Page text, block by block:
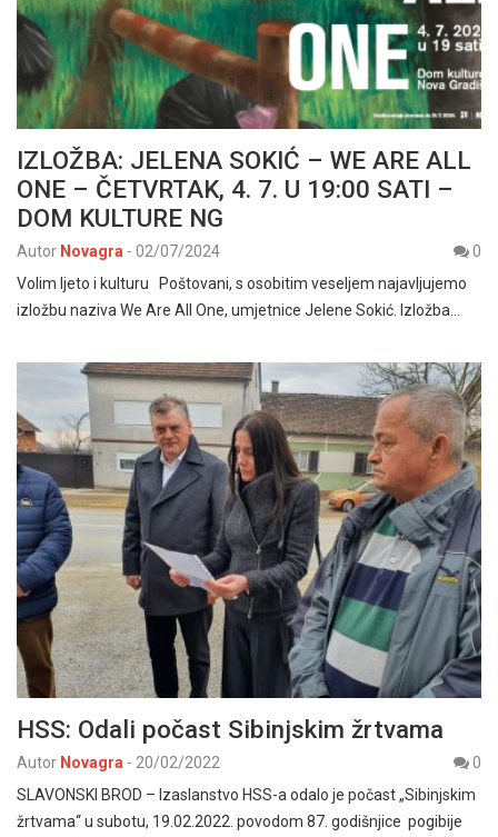
IZLOŽBA: JELENA SOKIĆ – WE ARE ALL
ONE – ČETVRTAK, 4. 7. U 19:00 SATI –
DOM KULTURE NG
Autor Novagra - 02/07/2024
0
Volim ljeto i kulturu Poštovani, s osobitim veseljem najavljujemo
izložbu naziva We Are All One, umjetnice Jelene Sokić. Izložba…
HSS: Odali počast Sibinjskim žrtvama
Autor Novagra - 20/02/2022
0
SLAVONSKI BROD – Izaslanstvo HSS-a odalo je počast „Sibinjskim
žrtvama“ u subotu, 19.02.2022. povodom 87. godišnjice pogibije